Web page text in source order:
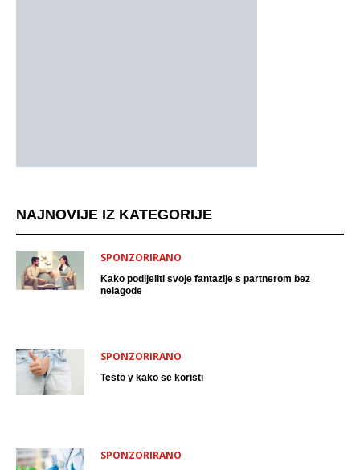
NAJNOVIJE IZ KATEGORIJE
SPONZORIRANO
Kako podijeliti svoje fantazije s partnerom bez
nelagode
SPONZORIRANO
Testo y kako se koristi
SPONZORIRANO